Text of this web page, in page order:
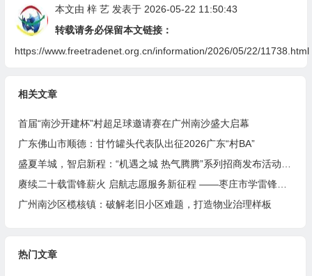
本文由 梓 艺发表于 2026-05-22 11:50:43
转载请务必保留本文链接：
https://www.freetradenet.org.cn/information/2026/05/22/11738.html
相关文章
首届“南沙开建杯”村超足球邀请赛在广州南沙盛大启幕
广东佛山市顺德：甘竹罐头代表队出征2026广东“村BA”
赓续二十载雷锋薪火 启航志愿服务新征程 ——枣庄市学雷锋志愿者联合会隆重举行揭牌仪式
广州南沙区榄核镇：破解老旧小区难题，打造物业治理样板
热门文章